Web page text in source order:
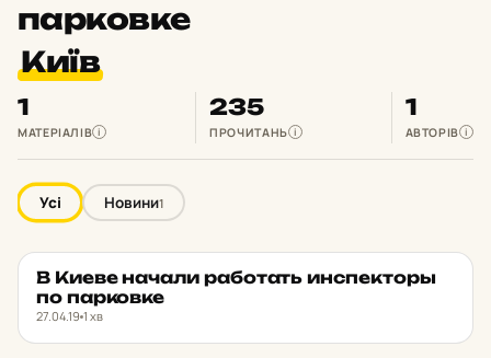
парковке
Київ
1
МАТЕРІАЛІВ i
235
ПРОЧИТАНЬ i
1
АВТОРІВ i
Усі Новини1
НОВИНИ ★ ОБРАНЕ
В Киеве начали ра­бо­тать ин­спек­торы
по пар­ков­ке
27.04.19 1 хв